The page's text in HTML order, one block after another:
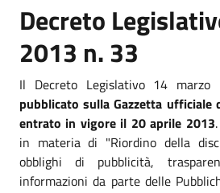
Decreto
2013 n. 33
Il Decreto Legislativo 14
pubblicato sulla Gazzetta ufficiale
entrato in vigore il 20 aprile 2013
in materia di "Riordino della
obblighi di pubblicità,
informazioni da parte delle